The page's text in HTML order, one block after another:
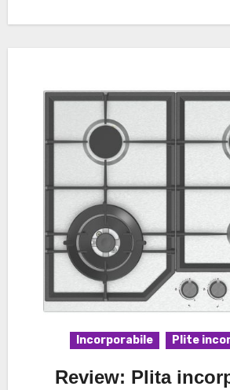
Incorporabile Plite
Review: Plita